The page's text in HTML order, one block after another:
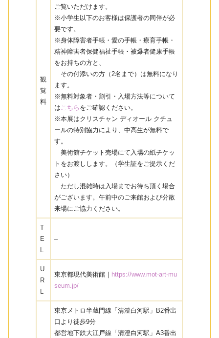
観
覧
料
ご覧いただけます。
※小学生以下のお客様は保護者の同伴が必
要です。
※身体障害者手帳・愛の手帳・療育手帳・
精神障害者保健福祉手帳・被爆者健康手帳
をお持ちの方と、
その付添いの方（2名まで）は無料になり
ます。
※無料対象者・割引・入場方法等について
はこちら をご確認ください。
※本展はクリスチャン ディオール クチュ
ールの特別協力により、中高生が無料で
す。
美術館チケット売場にて入場の紙チケッ
トをお渡しします。（学生証をご提示くだ
さい）
ただし混雑時は入場までお待ち頂く場合
がございます。午前中のご来館および分散
来場にご協力ください。
T
E
L
–
U
R
L
東京都現代美術館｜ https://www.mot-art-mu
seum.jp/
東京メトロ半蔵門線「清澄白河駅」B2番出
口より徒歩9分
都営地下鉄大江戸線「清澄白河駅」A3番出